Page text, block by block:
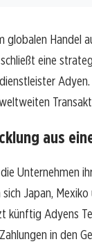
globalen Handel
eine
aus
Unternehmen
Japan,
künftig Adyens
in den